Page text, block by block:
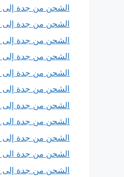
الشحن من جدة إلى
الشحن من جدة إلى
الشحن من جدة إلى
الشحن من جدة إلى
الشحن من جدة إلى
الشحن من جدة إلى
الشحن من جدة إلى
الشحن من جدة الى
الشحن من جدة إلى
الشحن من جدة
الشحن من جدة إلى